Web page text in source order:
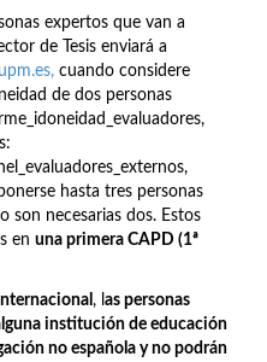
expertos que van a
de Tesis enviará a
cuando considere
de dos personas
hasta tres personas
son necesarias dos. Estos
en una primera CAPD (1ª
, l as personas
institución de educación
no española yno podrán